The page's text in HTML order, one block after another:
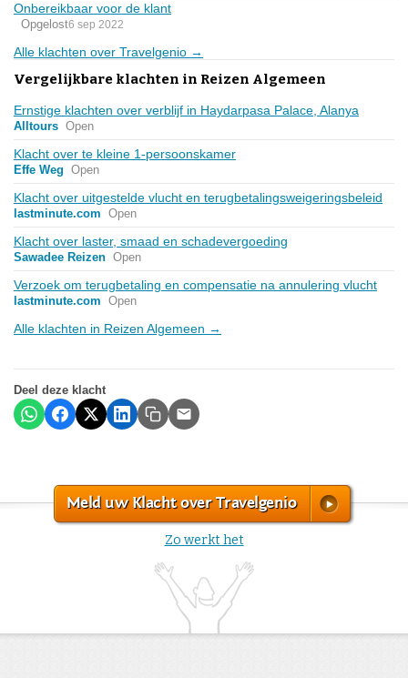
Onbereikbaar voor de klant
Opgelost6 sep 2022
Alle klachten over Travelgenio →
Vergelijkbare klachten in Reizen Algemeen
Ernstige klachten over verblijf in Haydarpasa Palace, Alanya
Alltours Open
Klacht over te kleine 1-persoonskamer
Effe Weg Open
Klacht over uitgestelde vlucht en terugbetalingsweigeringsbeleid
lastminute.com Open
Klacht over laster, smaad en schadevergoeding
Sawadee Reizen Open
Verzoek om terugbetaling en compensatie na annulering vlucht
lastminute.com Open
Alle klachten in Reizen Algemeen →
Deel deze klacht
Meld uw Klacht over Travelgenio
Zo werkt het